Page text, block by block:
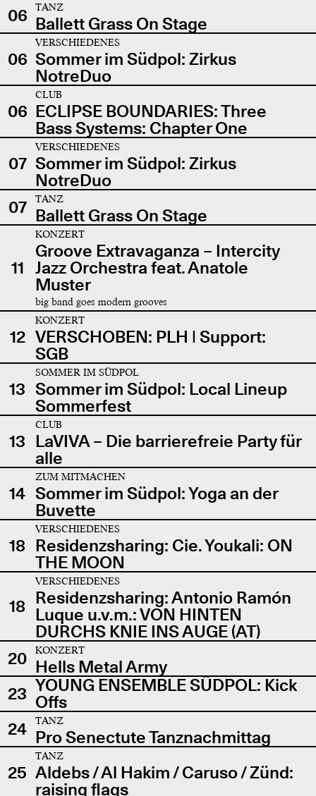
06
TANZ
Ballett Grass On Stage
06
VERSCHIEDENES
Sommer im Südpol: Zirkus
NotreDuo
06
CLUB
ECLIPSE BOUNDARIES: Three
Bass Systems: Chapter One
07
VERSCHIEDENES
Sommer im Südpol: Zirkus
NotreDuo
07
TANZ
Ballett Grass On Stage
11
KONZERT
Groove Extravaganza – Intercity
Jazz Orchestra feat. Anatole
Muster
big band goes modern grooves
12
KONZERT
VERSCHOBEN: PLH | Support:
SGB
13
SOMMER IM SÜDPOL
Sommer im Südpol: Local Lineup
Sommerfest
13
CLUB
LaVIVA – Die barrierefreie Party für
alle
14
ZUM MITMACHEN
Sommer im Südpol: Yoga an der
Buvette
18
VERSCHIEDENES
Residenzsharing: Cie. Youkali: ON
THE MOON
18
VERSCHIEDENES
Residenzsharing: Antonio Ramón
Luque u.v.m.: VON HINTEN
DURCHS KNIE INS AUGE (AT)
20
KONZERT
Hells Metal Army
23 YOUNG ENSEMBLE SÜDPOL: Kick
Offs
24
TANZ
Pro Senectute Tanznachmittag
25
TANZ
Aldebs / Al Hakim / Caruso / Zünd:
raising flags